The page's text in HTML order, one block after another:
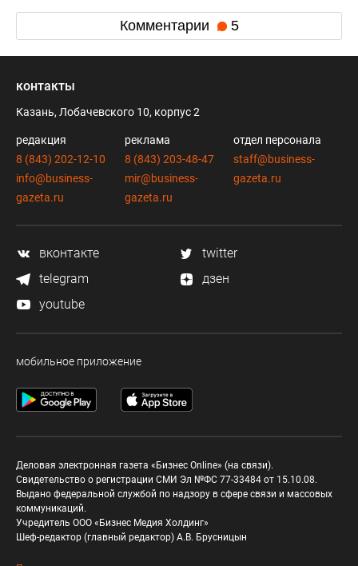
Комментарии 5
контакты
Казань, Лобачевского 10, корпус 2
редакция
8 (843) 202-12-10
info@business-
gazeta.ru
реклама
8 (843) 203-48-47
mir@business-
gazeta.ru
отдел персонала
staff@business-
gazeta.ru
вконтакте
twitter
telegram
дзен
youtube
мобильное приложение
Деловая электронная газета «Бизнес Online» (на связи).
Свидетельство о регистрации СМИ Эл №ФС 77-33484 от 15.10.08.
Выдано федеральной службой по надзору в сфере связи и массовых
коммуникаций.
Учредитель ООО «Бизнес Медия Холдинг»
Шеф-редактор (главный редактор) А.В. Брусницын